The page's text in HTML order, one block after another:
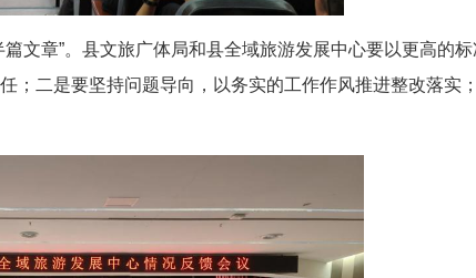
文章”。县文旅广体局和县全域旅游发展中心要以更高的
二是要坚持问题导向，以务实的工作作风推进整改落实